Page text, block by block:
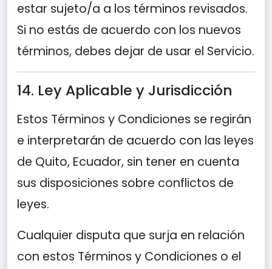
estar sujeto/a a los términos revisados.
Si no estás de acuerdo con los nuevos
términos, debes dejar de usar el Servicio.
14. Ley Aplicable y Jurisdicción
Estos Términos y Condiciones se regirán
e interpretarán de acuerdo con las leyes
de Quito, Ecuador, sin tener en cuenta
sus disposiciones sobre conflictos de
leyes.
Cualquier disputa que surja en relación
con estos Términos y Condiciones o el